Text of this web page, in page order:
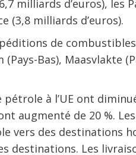
milliards d’euros),
(3,8 milliards d’euros).
de
(Pays-Bas), Maasvlakte
pétrole à l’UE ont
augmenté de 20 %.
vers des destinations
destinations. Les